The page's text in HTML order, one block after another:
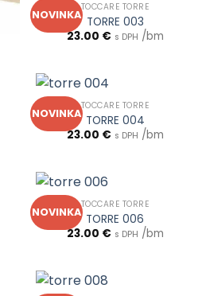
NOVINKA
TOCCARE TORRE
TORRE 003
23.00 € s DPH /bm
NOVINKA
TOCCARE TORRE
TORRE 004
23.00 € s DPH /bm
NOVINKA
TOCCARE TORRE
TORRE 006
23.00 € s DPH /bm